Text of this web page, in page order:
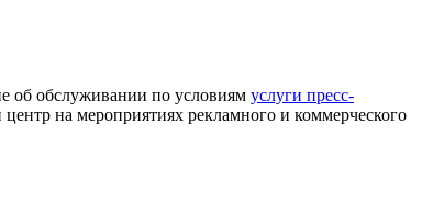
об обслуживании по условиям услуги пресс-
на мероприятиях рекламного и коммерческого